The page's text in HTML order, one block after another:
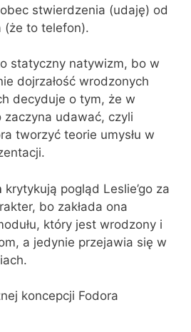
stwierdzenia (udaję) od
(że to telefon).
statyczny natywizm, bo w
dojrzałość wrodzonych
decyduje o tym, że w
zaczyna udawać, czyli
tworzyć teorie umysłu w
krytykują pogląd Leslie’go za
bo zakłada ona
który jest wrodzony i
a jedynie przejawia się w
koncepcji Fodora